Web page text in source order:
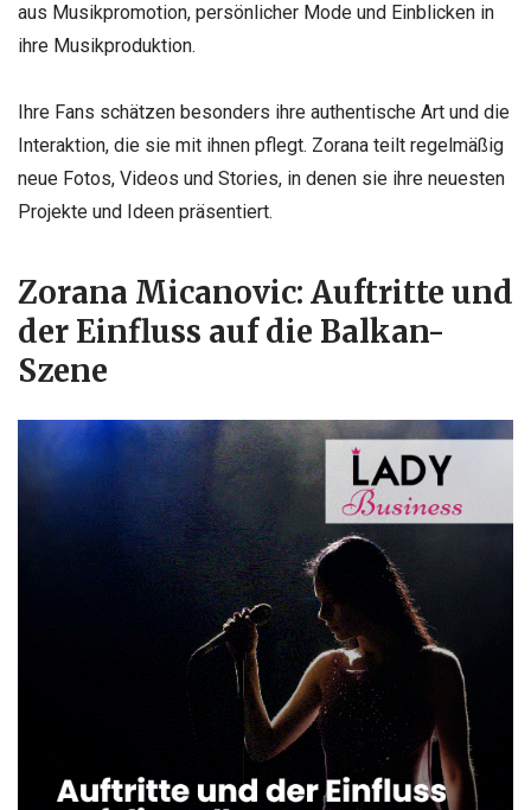
aus Musikpromotion, persönlicher Mode und Einblicken in
ihre Musikproduktion.
Ihre Fans schätzen besonders ihre authentische Art und die
Interaktion, die sie mit ihnen pflegt. Zorana teilt regelmäßig
neue Fotos, Videos und Stories, in denen sie ihre neuesten
Projekte und Ideen präsentiert.
Zorana Micanovic: Auftritte und
der Einfluss auf die Balkan-
Szene